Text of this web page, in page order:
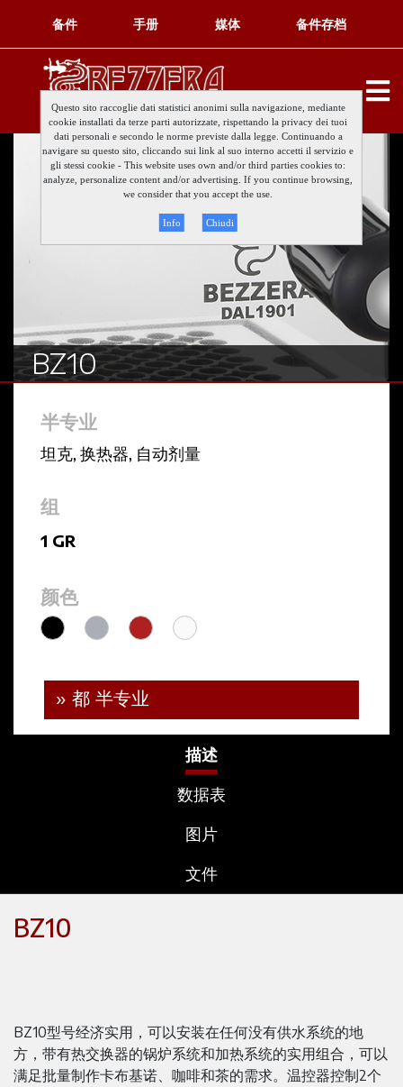
备件存档
媒体
手册
备件
Questo sito raccoglie dati statistici anonimi sulla navigazione, mediante
cookie installati da terze parti autorizzate, rispettando la privacy dei tuoi
dati personali e secondo le norme previste dalla legge. Continuando a
navigare su questo sito, cliccando sui link al suo interno accetti il servizio e
gli stessi cookie - This website uses own and/or third parties cookies to:
analyze, personalize content and/or advertising. If you continue browsing,
we consider that you accept the use.
Info Chiudi
BZ10
半专业
坦克, 换热器, 自动剂量
组
1 GR
颜色
» 都 半专业
描述
数据表
图片
文件
BZ10
BZ10型号经济实用，可以安装在任何没有供水系统的地
方，带有热交换器的锅炉系统和加热系统的实用组合，可以
满足批量制作卡布基诺、咖啡和茶的需求。温控器控制2个